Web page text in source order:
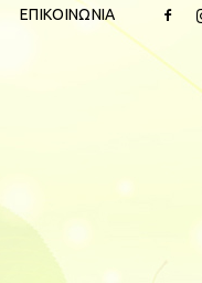
ΕΠΙΚΟΙΝΩΝΙΑ